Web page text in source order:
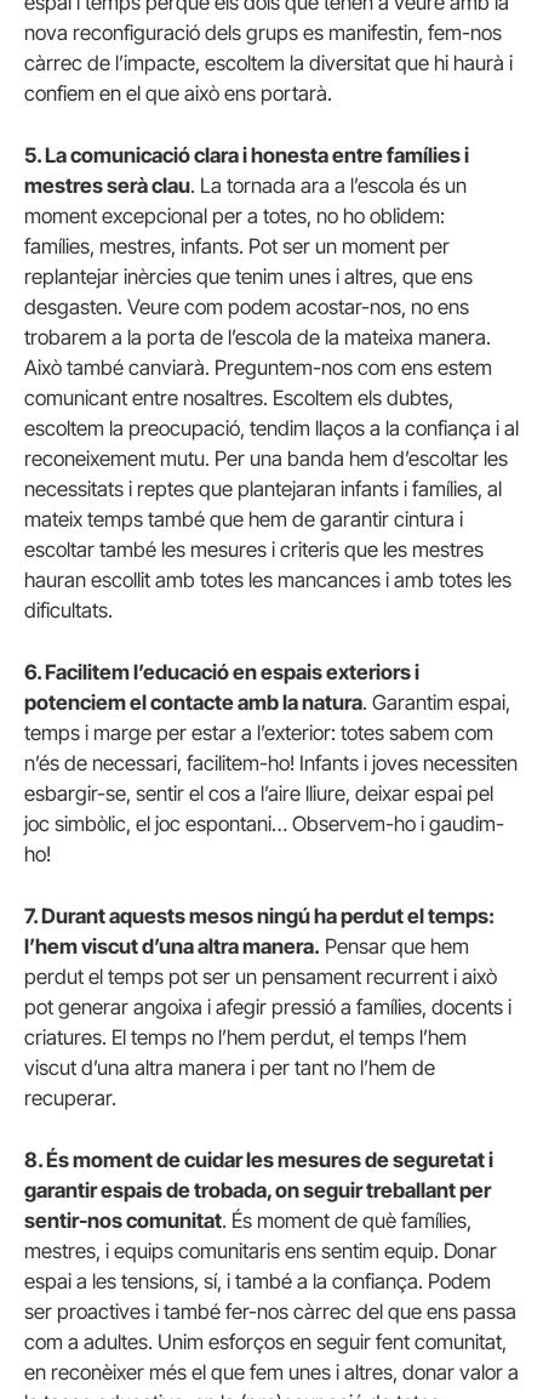
nova reconfiguració dels grups es manifestin, fem-nos
càrrec de l’impacte, escoltem la diversitat que hi haurà i
confiem en el que això ens portarà.
5. La comunicació clara i honesta entre famílies i
mestres serà clau. La tornada ara a l’escola és un
moment excepcional per a totes, no ho oblidem:
famílies, mestres, infants. Pot ser un moment per
replantejar inèrcies que tenim unes i altres, que ens
desgasten. Veure com podem acostar-nos, no ens
trobarem a la porta de l’escola de la mateixa manera.
Això també canviarà. Preguntem-nos com ens estem
comunicant entre nosaltres. Escoltem els dubtes,
escoltem la preocupació, tendim llaços a la confiança i al
reconeixement mutu. Per una banda hem d’escoltar les
necessitats i reptes que plantejaran infants i famílies, al
mateix temps també que hem de garantir cintura i
escoltar també les mesures i criteris que les mestres
hauran escollit amb totes les mancances i amb totes les
dificultats.
6. Facilitem l’educació en espais exteriors i
potenciem el contacte amb la natura. Garantim espai,
temps i marge per estar a l’exterior: totes sabem com
n’és de necessari, facilitem-ho! Infants i joves necessiten
esbargir-se, sentir el cos a l’aire lliure, deixar espai pel
joc simbòlic, el joc espontani… Observem-ho i gaudim-
ho!
7. Durant aquests mesos ningú ha perdut el temps:
l’hem viscut d’una altra manera. Pensar que hem
perdut el temps pot ser un pensament recurrent i això
pot generar angoixa i afegir pressió a famílies, docents i
criatures. El temps no l’hem perdut, el temps l’hem
viscut d’una altra manera i per tant no l’hem de
recuperar.
8. És moment de cuidar les mesures de seguretat i
garantir espais de trobada, on seguir treballant per
sentir-nos comunitat. És moment de què famílies,
mestres, i equips comunitaris ens sentim equip. Donar
espai a les tensions, sí, i també a la confiança. Podem
ser proactives i també fer-nos càrrec del que ens passa
com a adultes. Unim esforços en seguir fent comunitat,
en reconèixer més el que fem unes i altres, donar valor a